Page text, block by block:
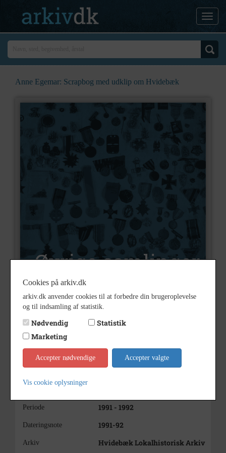
Anne Egemar: Scrapbog med udklip om Hvidebæk
Type
Beskrivelse
Scrapbog med udklip af alt hvad
Anne Egemar har refereret fra
Hvidebæk til Kalundborg
Periode 1991 - 1992
Dateringsnote 1991-92
Arkiv Hvidebæk Lokalhistorisk Arkiv
Cookies på arkiv.dk
arkiv.dk anvender cookies til at forbedre din brugeroplevelse
og til indsamling af statistik.
Nødvendig
Statistik
Marketing
Accepter nødvendige Accepter valgte
Vis cookie oplysninger